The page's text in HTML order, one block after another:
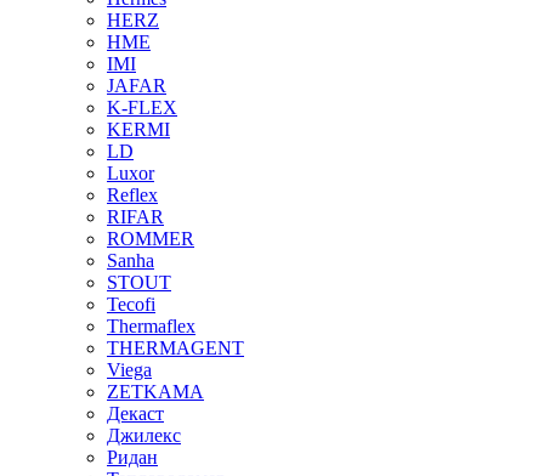
HERZ
HME
IMI
JAFAR
K-FLEX
KERMI
LD
Luxor
Reflex
RIFAR
ROMMER
Sanha
STOUT
Tecofi
Thermaflex
THERMAGENT
Viega
ZETKAMA
Декаст
Джилекс
Ридан